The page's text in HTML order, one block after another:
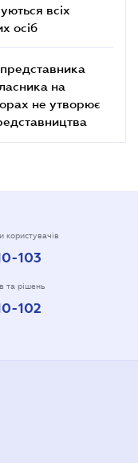
всіх
осіб
на
не утворює
користувачів
103
та рішень
102